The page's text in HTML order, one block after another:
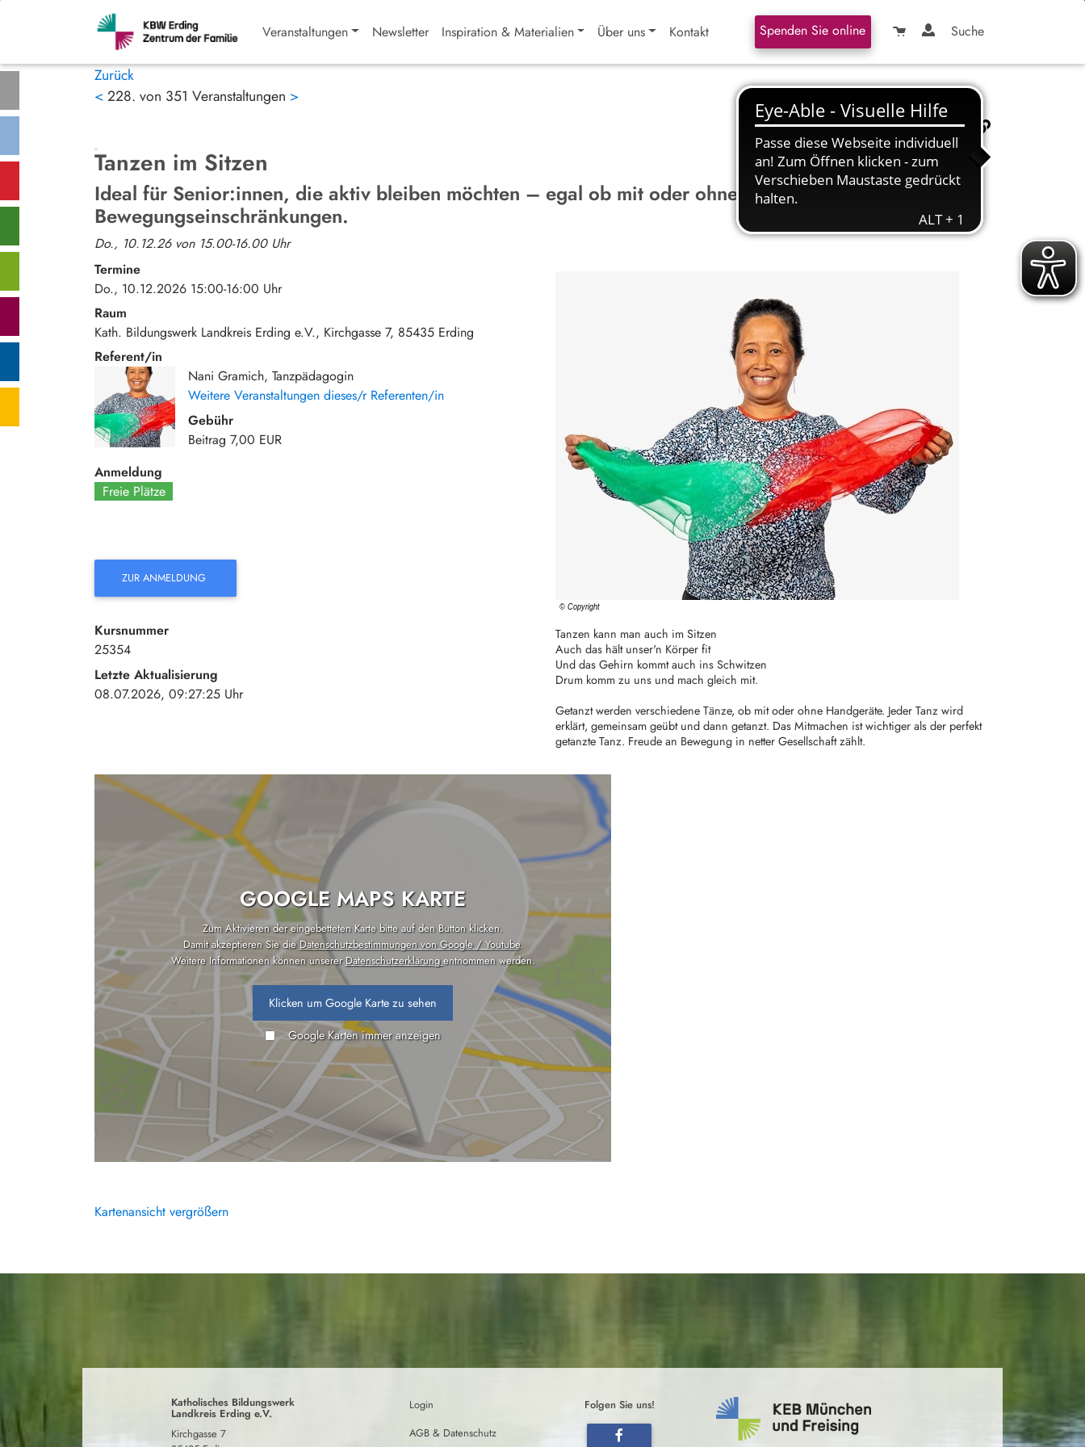
Veranstaltungen Newsletter Inspiration & Materialien Über uns Kontakt Spenden Sie online Suche
Zurück
< 228. von 351 Veranstaltungen >
Tanzen im Sitzen
Ideal für Senior:innen, die aktiv bleiben möchten – egal ob mit oder ohne
Bewegungseinschränkungen.
Do., 10.12.26 von 15.00-16.00 Uhr
Tanzen kann man auch im Sitzen
Auch das hält unser'n Körper fit
Und das Gehirn kommt auch ins Schwitzen
Drum komm zu uns und mach gleich mit.
Getanzt werden verschiedene Tänze, ob mit oder ohne Handgeräte. Jeder Tanz wird
erklärt, gemeinsam geübt und dann getanzt. Das Mitmachen ist wichtiger als der perfekt
getanzte Tanz. Freude an Bewegung in netter Gesellschaft zählt.
Termine
Do., 10.12.2026 15:00-16:00 Uhr
Raum
Kath. Bildungswerk Landkreis Erding e.V. Kirchgasse 7 85435 Erding
Referent/in
Nani Gramich, Tanzpädagogin
Weitere Veranstaltungen dieses/r Referenten/in
Gebühr
Beitrag 7,00 EUR
Anmeldung
Freie Plätze
ZUR ANMELDUNG
Kursnummer
25354
Letzte Aktualisierung
08.07.2026, 09:27:25 Uhr
GOOGLE MAPS KARTE
Zum Aktivieren der eingebetteten Karte bitte auf den Button klicken.
Damit akzeptieren Sie dieDatenschutzbestimmungen von Google / Youtube.
Weitere Informationen können unsererDatenschutzerklärungentnommen werden.
Klicken um Google Karte zu sehen
Google Karten immer anzeigen
Kartenansicht vergrößern
Katholisches Bildungswerk
Landkreis Erding e.V.
Kirchgasse 7
Login
AGB & Datenschutz
Folgen Sie uns!